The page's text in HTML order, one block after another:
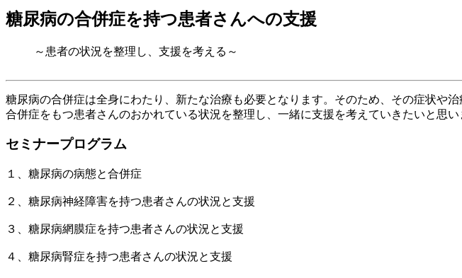
糖尿病の合併症を持つ患者さんへの支援
～患者の状況を整理し、支援を考える～
糖尿病の合併症は全身にわたり、新たな治療も必要となります。そのため、その症状や
合併症をもつ患者さんのおかれている状況を整理し、一緒に支援を考えていきたいと思い
セミナープログラム
１、糖尿病の病態と合併症
２、糖尿病神経障害を持つ患者さんの状況と支援
３、糖尿病網膜症を持つ患者さんの状況と支援
４、糖尿病腎症を持つ患者さんの状況と支援